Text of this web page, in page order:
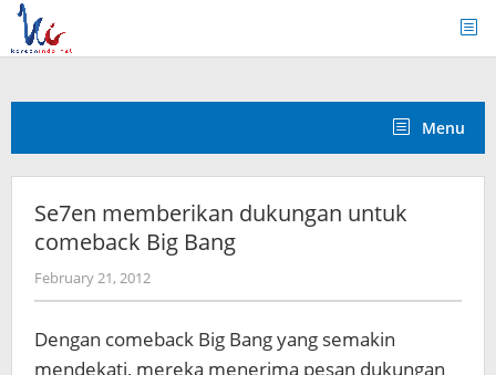
Skip
content
Menu
Se7en memberikan dukungan untuk
comeback Big Bang
February 21, 2012by
Koreanindo
Dengan comeback Big Bang yang semakin
mendekati, mereka menerima pesan dukungan